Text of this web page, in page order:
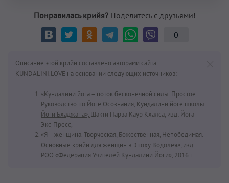
Понравилась крийя?Поделитесь с друзьями!
0
Описание этой крийи составлено авторами сайта
KUNDALINI.LOVE на основании следующих источников:
«Кундалини йога – поток бесконечной силы. Простое
Руководство по Йоге Осознания, Кундалини йоге школы
Йоги Бхаджана», Шакти Парва Каур Кхалса, изд: Йога
Экс-Пресс,
«Я – женщина. Творческая, Божественная, Непобедимая.
Основные крийи для женщин в Эпоху Водолея», изд:
РОО «Федерация Учителей Кундалини Йоги», 2016 г.